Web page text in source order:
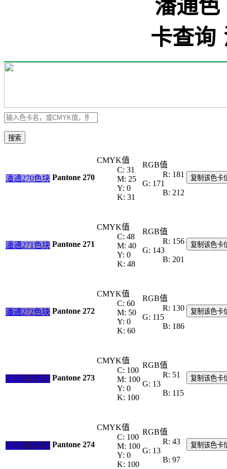
搜索
潘通270色块 Pantone 270
CMYK值
C: 31
M: 25
Y: 0
K: 31
RGB值
R: 181
G: 171
B: 212
复制该色卡
潘通271色块 Pantone 271
CMYK值
C: 48
M: 40
Y: 0
K: 48
RGB值
R: 156
G: 143
B: 201
复制该色卡
潘通272色块 Pantone 272
CMYK值
C: 60
M: 50
Y: 0
K: 60
RGB值
R: 130
G: 115
B: 186
复制该色卡
潘通273色块 Pantone 273
CMYK值
C: 100
M: 100
Y: 0
K: 100
RGB值
R: 51
G: 13
B: 115
复制该色卡
潘通274色块 Pantone 274
CMYK值
C: 100
M: 100
Y: 0
K: 100
RGB值
R: 43
G: 13
B: 97
复制该色卡